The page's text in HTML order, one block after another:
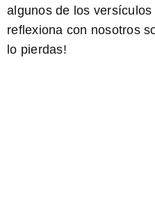
algunos de los
reflexiona con nosotros
lo pierdas!